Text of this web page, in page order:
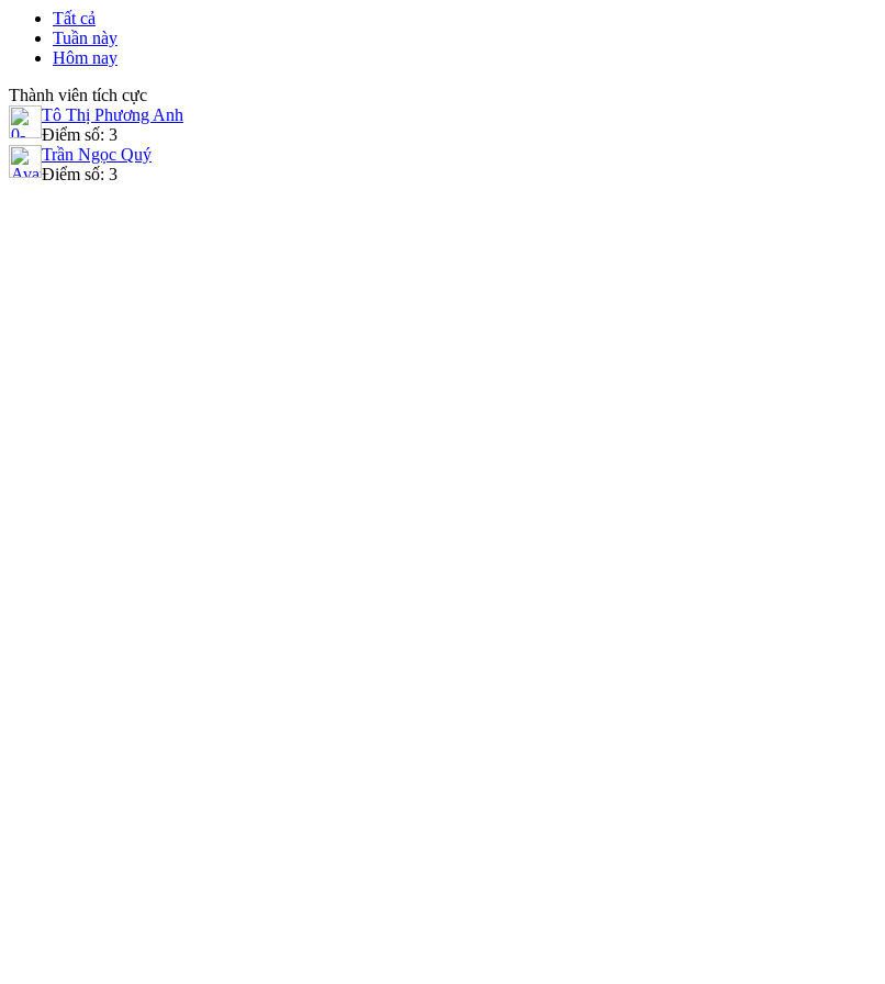
Tất cả
Tuần này
Hôm nay
Thành viên tích cực
Tô Thị Phương Anh
Điểm số: 3
Trần Ngọc Quý
Điểm số: 3